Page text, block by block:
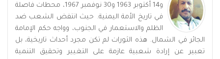
و14 أكتوبر 1963 و30 نوفمبر 1967، محطات فاصلة
في تاريخ الأمة اليمنية. حيث انتفض الشعب ضد
الظلم والاستعمار في الجنوب، وواجه حكم الإمامة
الجائر في الشمال. هذه الثورات لم تكن مجرد أحداث تاريخية، بل
تعبير عن إرادة شعبية عازمة على التغيير وتحقيق التنمية